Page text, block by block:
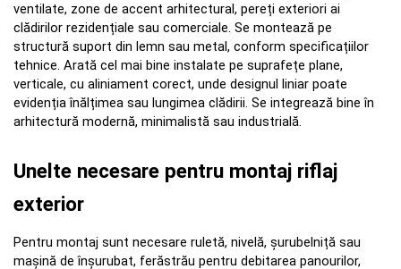
ventilate, zone de accent arhitectural, pereți exteriori ai
clădirilor rezidențiale sau comerciale. Se montează pe
structură suport din lemn sau metal, conform specificațiilor
tehnice. Arată cel mai bine instalate pe suprafețe plane,
verticale, cu aliniament corect, unde designul liniar poate
evidenția înălțimea sau lungimea clădirii. Se integrează bine în
arhitectură modernă, minimalistă sau industrială.
Unelte necesare pentru montaj riflaj
exterior
Pentru montaj sunt necesare ruletă, nivelă, șurubelniță sau
mașină de înșurubat, ferăstrău pentru debitarea panourilor,